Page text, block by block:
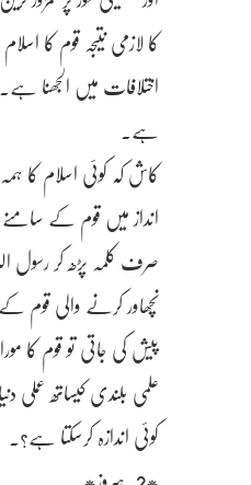
کا لازمی نتیجہ قوم کا
اختلافات میں الجھنا
ہے.
کاش کہ کوئی اسلام کا
انداز میں قوم کے
صرف کلمہ پڑھ کر رسول
نچھاور کرنے والی
پیش کی جاتی تو قوم کا
علمی بلندی کیساتھ عملی
کوئی اندازہ کرسکتا ہے؟.